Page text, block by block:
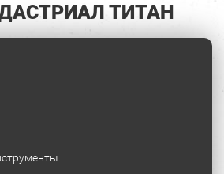
ТИТАН